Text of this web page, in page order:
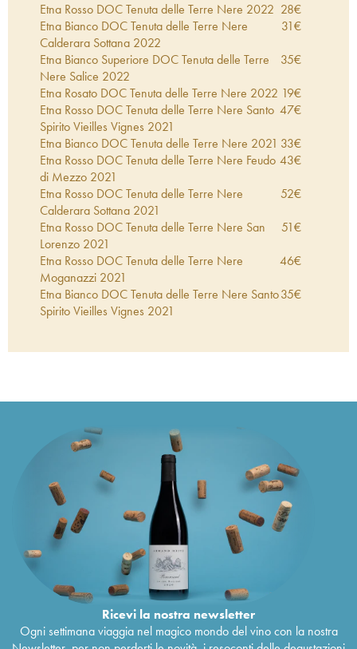
Etna Rosso DOC Tenuta delle Terre Nere 2022 28€
Etna Bianco DOC Tenuta delle Terre Nere
Calderara Sottana 2022
31€
Etna Bianco Superiore DOC Tenuta delle Terre
Nere Salice 2022
35€
Etna Rosato DOC Tenuta delle Terre Nere 2022 19€
Etna Rosso DOC Tenuta delle Terre Nere Santo
Spirito Vieilles Vignes 2021
47€
Etna Bianco DOC Tenuta delle Terre Nere 2021 33€
Etna Rosso DOC Tenuta delle Terre Nere Feudo
di Mezzo 2021
43€
Etna Rosso DOC Tenuta delle Terre Nere
Calderara Sottana 2021
52€
Etna Rosso DOC Tenuta delle Terre Nere San
Lorenzo 2021
51€
Etna Rosso DOC Tenuta delle Terre Nere
Moganazzi 2021
46€
Etna Bianco DOC Tenuta delle Terre Nere Santo
Spirito Vieilles Vignes 2021
35€
Etna Rosso DOC Tenuta delle Terre Nere San
Lorenzo2020
Etna Bianco DOC Tenuta delle Terre Nere
Calderara Sottana
2020
41
Etna Rosso DOC Tenuta delle Terre Nere
Guardiola
57
Etna Rosso DOC Tenuta delle Terre Nere
Moganazzi
49
Etna Rosso DOC Tenuta delle Terre Nere
Dagala di Bocca d'Orzo2020
Etna Rosso DOC Tenuta delle Terre Nere Santo
Spirito Vieilles Vignes2020
Etna Rosso DOC Tenuta delle Terre Nere Feudo 51 €
Ricevi la nostra newsletter
Ogni settimana viaggia nel magico mondo del vino con la nostra